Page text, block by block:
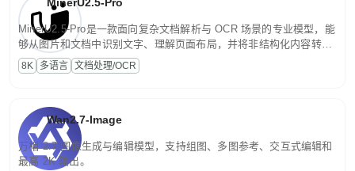
MinerU2.5-Pro是一款面向复杂文档解析与 OCR 场景的专业模型，能
够从图片和文档中识别文字、理解页面布局，并将非结构化内容转换
为便于存储、检索和二次处理的结构化结果。
8K 多语言 文档处理/OCR
Wan2.7-Image
万相 2.7 图像生成与编辑模型，支持组图、多图参考、交互式编辑和
最高 2K 输出。